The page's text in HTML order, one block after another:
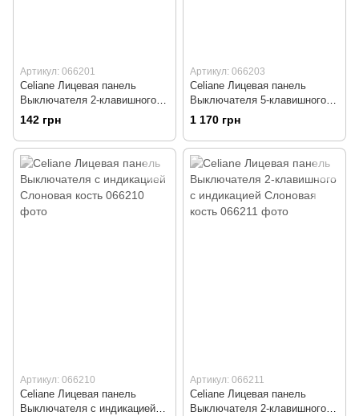
Артикул: 066201
Celiane Лицевая панель
Выключателя 2-клавишного
Слоновая кость
142 грн
Артикул: 066203
Celiane Лицевая панель
Выключателя 5-клавишного
Слоновая кость
1 170 грн
Артикул: 066210
Celiane Лицевая панель
Выключателя с индикацией
Артикул: 066211
Celiane Лицевая панель
Выключателя 2-клавишного с